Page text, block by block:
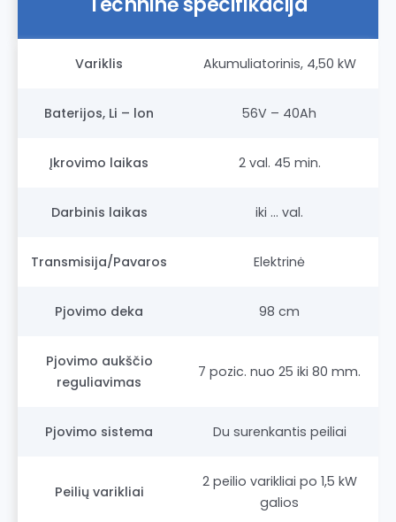
Variklis Akumuliatorinis, 4,50 kW
Baterijos, Li – lon 56V – 40Ah
Įkrovimo laikas 2 val. 45 min.
Darbinis laikas iki … val.
Transmisija/Pavaros Elektrinė
Pjovimo deka 98 cm
Pjovimo aukščio
reguliavimas
7 pozic. nuo 25 iki 80 mm.
Pjovimo sistema Du surenkantis peiliai
Peilių varikliai
2 peilio varikliai po 1,5 kW
galios